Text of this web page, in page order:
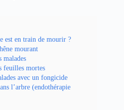
est en train de mourir ?
mourant
malades
feuilles mortes
avec un fongicide
l’arbre (endothérapie